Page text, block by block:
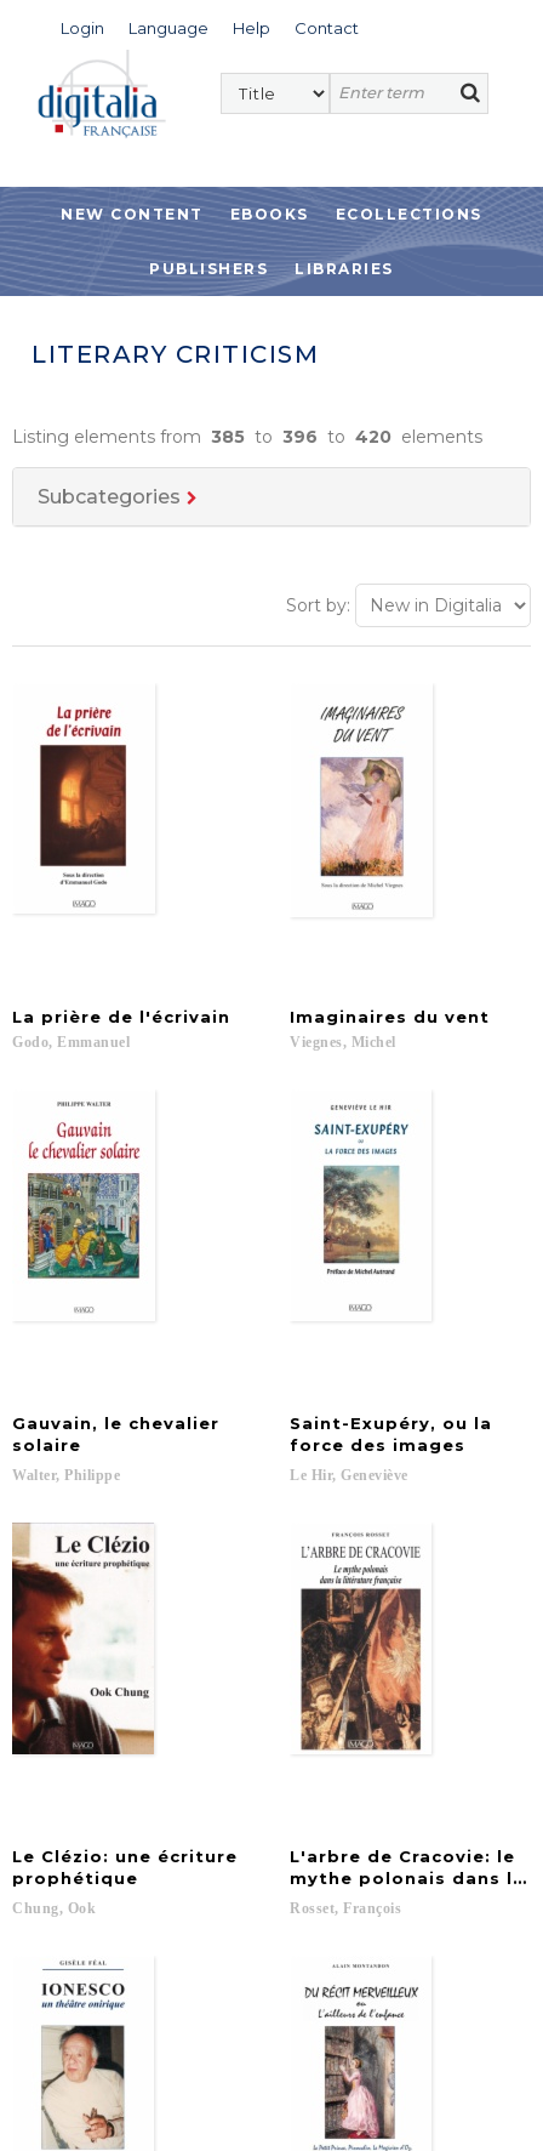
Login Language Help Contact
NEW CONTENT EBOOKS ECOLLECTIONS
PUBLISHERS LIBRARIES
LITERARY CRITICISM
Listing elements from 385 to 396 to 420 elements
Subcategories
Sort by:
La prière de l'écrivain
Godo, Emmanuel
Imaginaires du vent
Viegnes, Michel
Gauvain, le chevalier
solaire
Walter, Philippe
Saint-Exupéry, ou la
force des images
Le Hir, Geneviève
Le Clézio: une écriture
prophétique
Chung, Ook
L'arbre de Cracovie: le
mythe polonais dans la
Rosset, François